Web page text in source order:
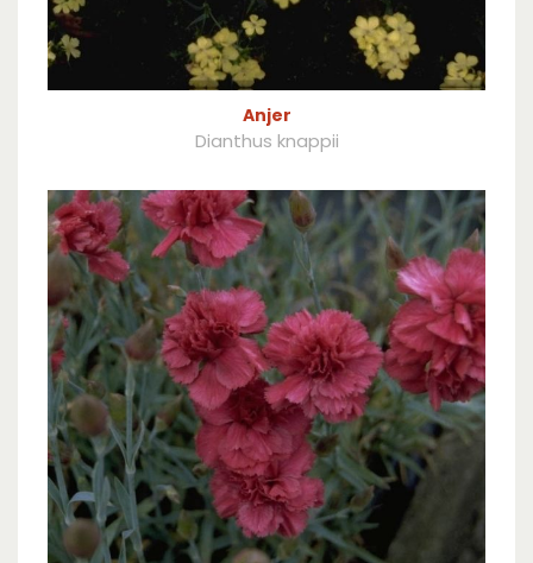
Anjer
Dianthus knappii